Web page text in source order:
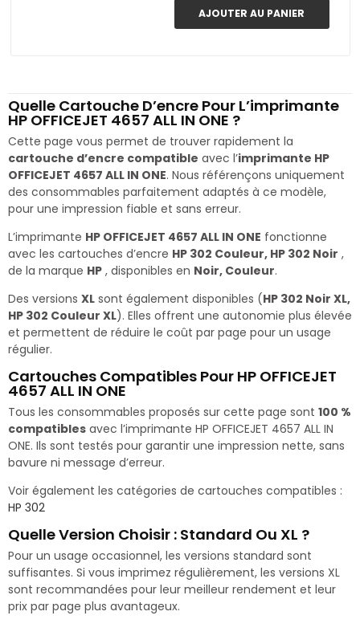
AJOUTER AU PANIER
Quelle Cartouche D’encre Pour L’imprimante
HP OFFICEJET 4657 ALL IN ONE ?
Cette page vous permet de trouver rapidement la
cartouche d’encre compatible avec l’imprimante HP
OFFICEJET 4657 ALL IN ONE. Nous référençons uniquement
des consommables parfaitement adaptés à ce modèle,
pour une impression fiable et sans erreur.
L’imprimante HP OFFICEJET 4657 ALL IN ONE fonctionne
avec les cartouches d’encre HP 302 Couleur, HP 302 Noir ,
de la marque HP , disponibles en Noir, Couleur.
Des versions XL sont également disponibles (HP 302 Noir XL,
HP 302 Couleur XL). Elles offrent une autonomie plus élevée
et permettent de réduire le coût par page pour un usage
régulier.
Cartouches Compatibles Pour HP OFFICEJET
4657 ALL IN ONE
Tous les consommables proposés sur cette page sont 100 %
compatibles avec l’imprimante HP OFFICEJET 4657 ALL IN
ONE. Ils sont testés pour garantir une impression nette, sans
bavure ni message d’erreur.
Voir également les catégories de cartouches compatibles :
HP 302
Quelle Version Choisir : Standard Ou XL ?
Pour un usage occasionnel, les versions standard sont
suffisantes. Si vous imprimez régulièrement, les versions XL
sont recommandées pour leur meilleur rendement et leur
prix par page plus avantageux.